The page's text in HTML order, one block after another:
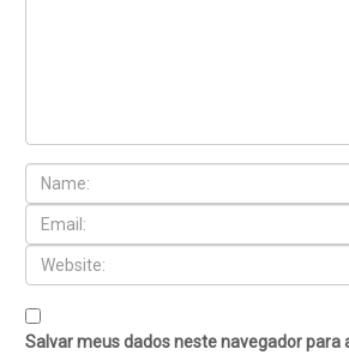
Salvar meus dados neste navegador para